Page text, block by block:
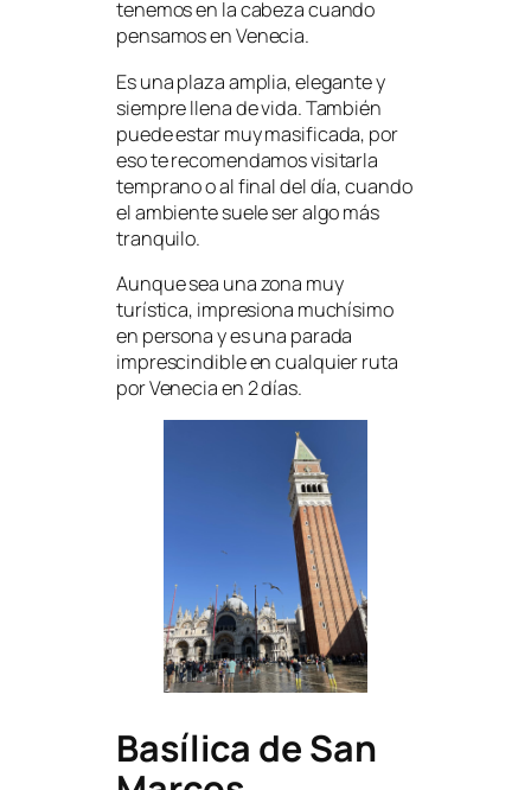
tenemos en la cabeza cuando
pensamos en Venecia.
Es una plaza amplia, elegante y
siempre llena de vida. También
puede estar muy masificada, por
eso te recomendamos visitarla
temprano o al final del día, cuando
el ambiente suele ser algo más
tranquilo.
Aunque sea una zona muy
turística, impresiona muchísimo
en persona y es una parada
imprescindible en cualquier ruta
por Venecia en 2 días.
Basílica de San